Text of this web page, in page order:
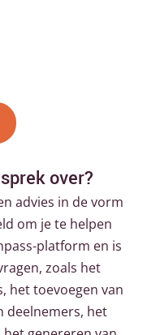
over?
advies in de vorm
om je te helpen
platform en is
zoals het
het toevoegen van
deelnemers, het